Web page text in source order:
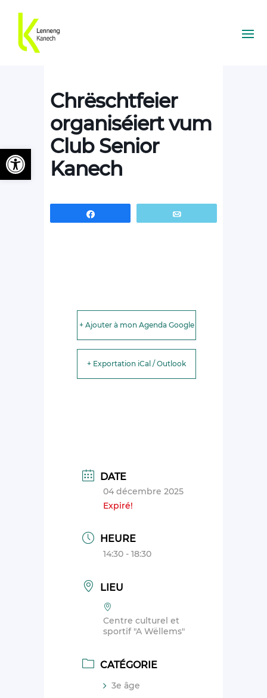
Chrëschtfeier
organiséiert vum
Club Senior
Kanech
+ Ajouter à mon Agenda Google
+ Exportation iCal / Outlook
DATE
04 décembre 2025
Expiré!
HEURE
14:30 - 18:30
LIEU
Centre culturel et
sportif "A Wëllems"
CATÉGORIE
3e âge
Ouvrir la barre d’outils